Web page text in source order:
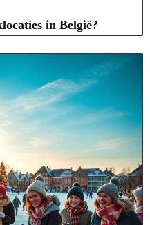
in België?